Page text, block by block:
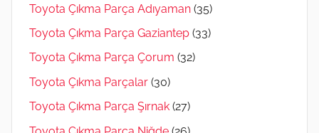
Toyota Çıkma Parça Adıyaman (35)
Toyota Çıkma Parça Gaziantep (33)
Toyota Çıkma Parça Çorum (32)
Toyota Çıkma Parçalar (30)
Toyota Çıkma Parça Şırnak (27)